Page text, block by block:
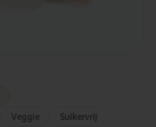
Veggie
Suikervrij